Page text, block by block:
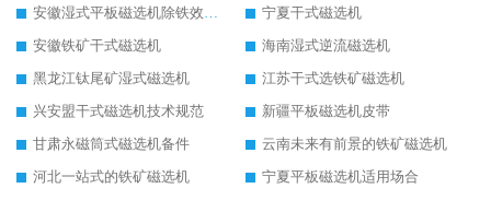
安徽湿式平板磁选机除铁效果怎么样
宁夏干式磁选机
安徽铁矿干式磁选机
海南湿式逆流磁选机
黑龙江钛尾矿湿式磁选机
江苏干式选铁矿磁选机
兴安盟干式磁选机技术规范
新疆平板磁选机皮带
甘肃永磁筒式磁选机备件
云南未来有前景的铁矿磁选机
河北一站式的铁矿磁选机
宁夏平板磁选机适用场合